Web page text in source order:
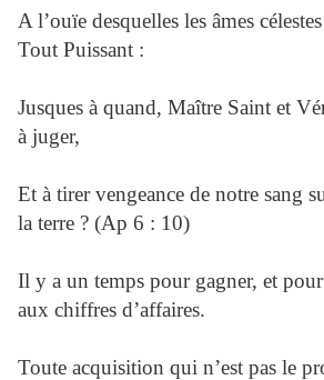
A l’ouïe desquelles les âmes
Tout Puissant :
Jusques à quand, Maître Saint et
à juger,
Et à tirer vengeance de notre sang
la terre ? (Ap 6 : 10)
Il y a un temps pour gagner, et
aux chiffres d’affaires.
Toute acquisition qui n’est pas le